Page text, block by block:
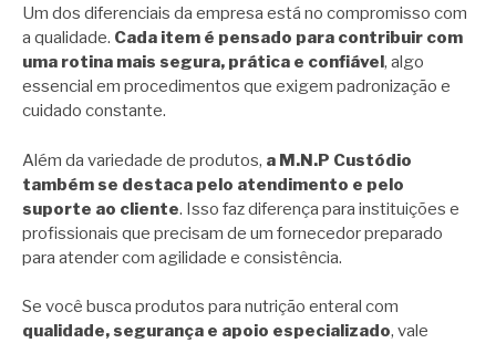
Um dos diferenciais da empresa está no compromisso com
a qualidade. Cada item é pensado para contribuir com
uma rotina mais segura, prática e confiável, algo
essencial em procedimentos que exigem padronização e
cuidado constante.
Além da variedade de produtos, a M.N.P Custódio
também se destaca pelo atendimento e pelo
suporte ao cliente. Isso faz diferença para instituições e
profissionais que precisam de um fornecedor preparado
para atender com agilidade e consistência.
Se você busca produtos para nutrição enteral com
qualidade, segurança e apoio especializado, vale